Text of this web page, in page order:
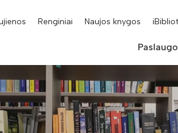
Renginiai Naujos knygos